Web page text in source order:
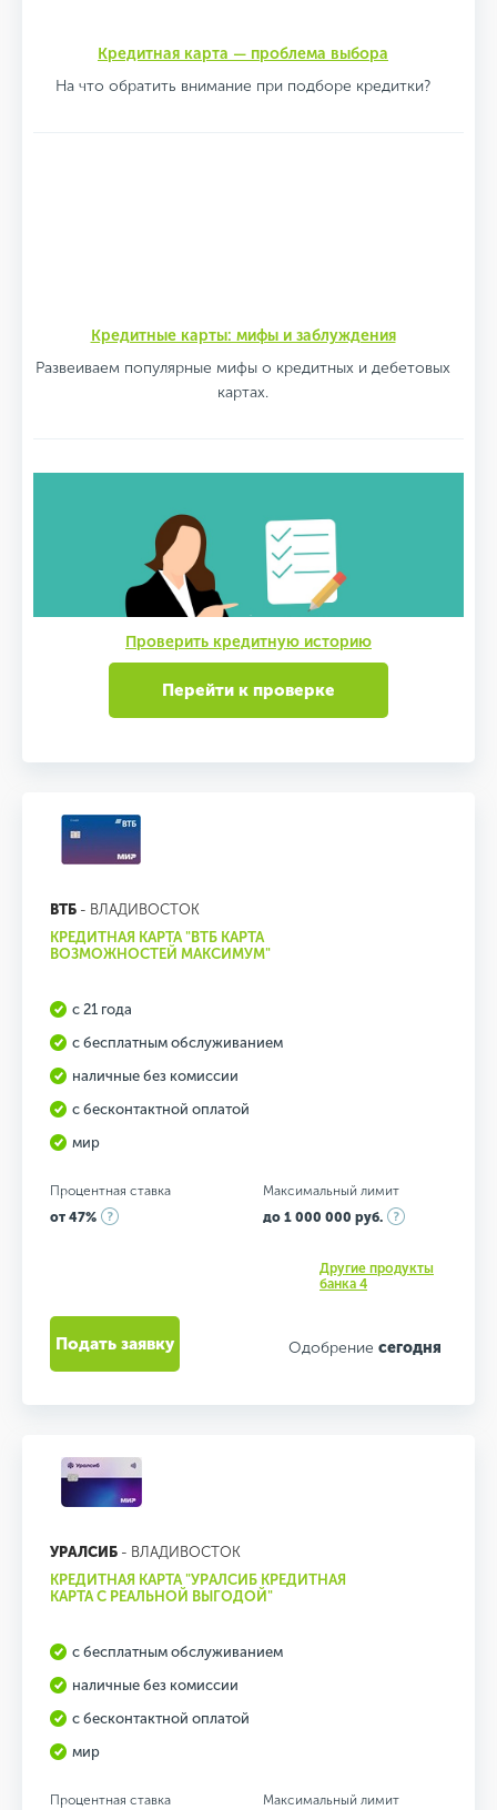
Кредитная карта — проблема выбора
На что обратить внимание при подборе кредитки?
Кредитные карты: мифы и заблуждения
Развеиваем популярные мифы о кредитных и дебетовых
картах.
Проверить кредитную историю
Перейти к проверке
ВТБ - ВЛАДИВОСТОК
КРЕДИТНАЯ КАРТА "ВТБ КАРТА
ВОЗМОЖНОСТЕЙ МАКСИМУМ"
с 21 года
с бесплатным обслуживанием
наличные без комиссии
с бесконтактной оплатой
мир
Процентная ставка
от 47%
Максимальный лимит
до 1 000 000 руб.
Другие продукты
банка 4
Одобрение сегодня
Подать заявку
УРАЛСИБ - ВЛАДИВОСТОК
КРЕДИТНАЯ КАРТА "УРАЛСИБ КРЕДИТНАЯ
КАРТА С РЕАЛЬНОЙ ВЫГОДОЙ"
с бесплатным обслуживанием
наличные без комиссии
с бесконтактной оплатой
мир
Процентная ставка
Максимальный лимит